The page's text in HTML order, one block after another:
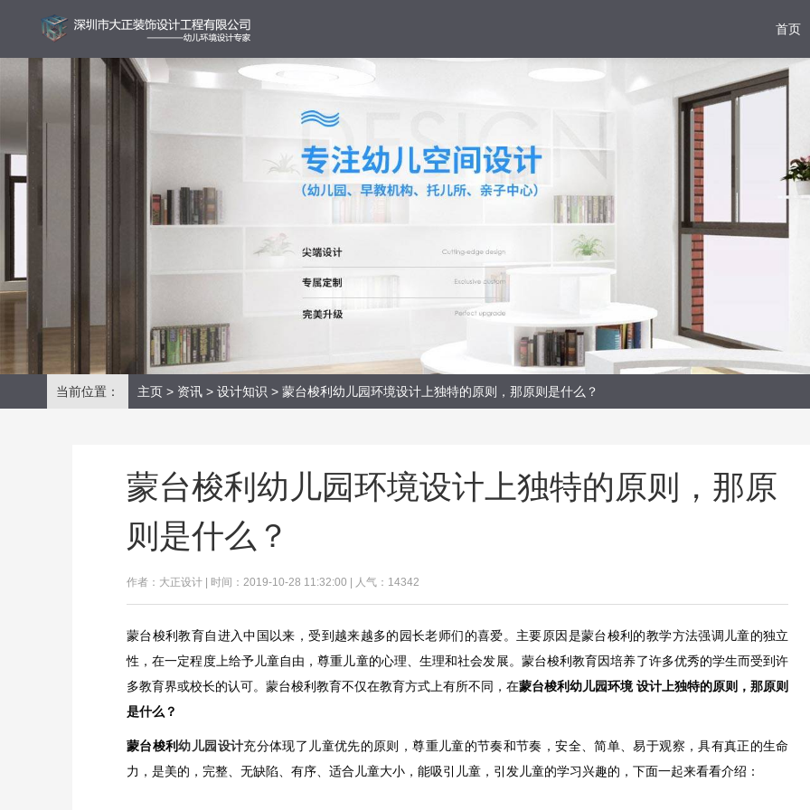
首页
当前位置： 主页 > 资讯 > 设计知识 > 蒙台梭利幼儿园环境设计上独特的原则，那原则是什么？
蒙台梭利幼儿园环境设计上独特的原则，那原
则是什么？
作者：大正设计 | 时间：2019-10-28 11:32:00 | 人气：14342
蒙台梭利教育自进入中国以来，受到越来越多的园长老师们的喜爱。主要原因是蒙台梭利的教学方法强调儿童的独立
性，在一定程度上给予儿童自由，尊重儿童的心理、生理和社会发展。蒙台梭利教育因培养了许多优秀的学生而受到许
多教育界或校长的认可。蒙台梭利教育不仅在教育方式上有所不同，在蒙台梭利幼儿园环境 设计上独特的原则，那原则
是什么？
蒙台梭利幼儿园设计充分体现了儿童优先的原则，尊重儿童的节奏和节奏，安全、简单、易于观察，具有真正的生命
力，是美的，完整、无缺陷、有序、适合儿童大小，能吸引儿童，引发儿童的学习兴趣的，下面一起来看看介绍：